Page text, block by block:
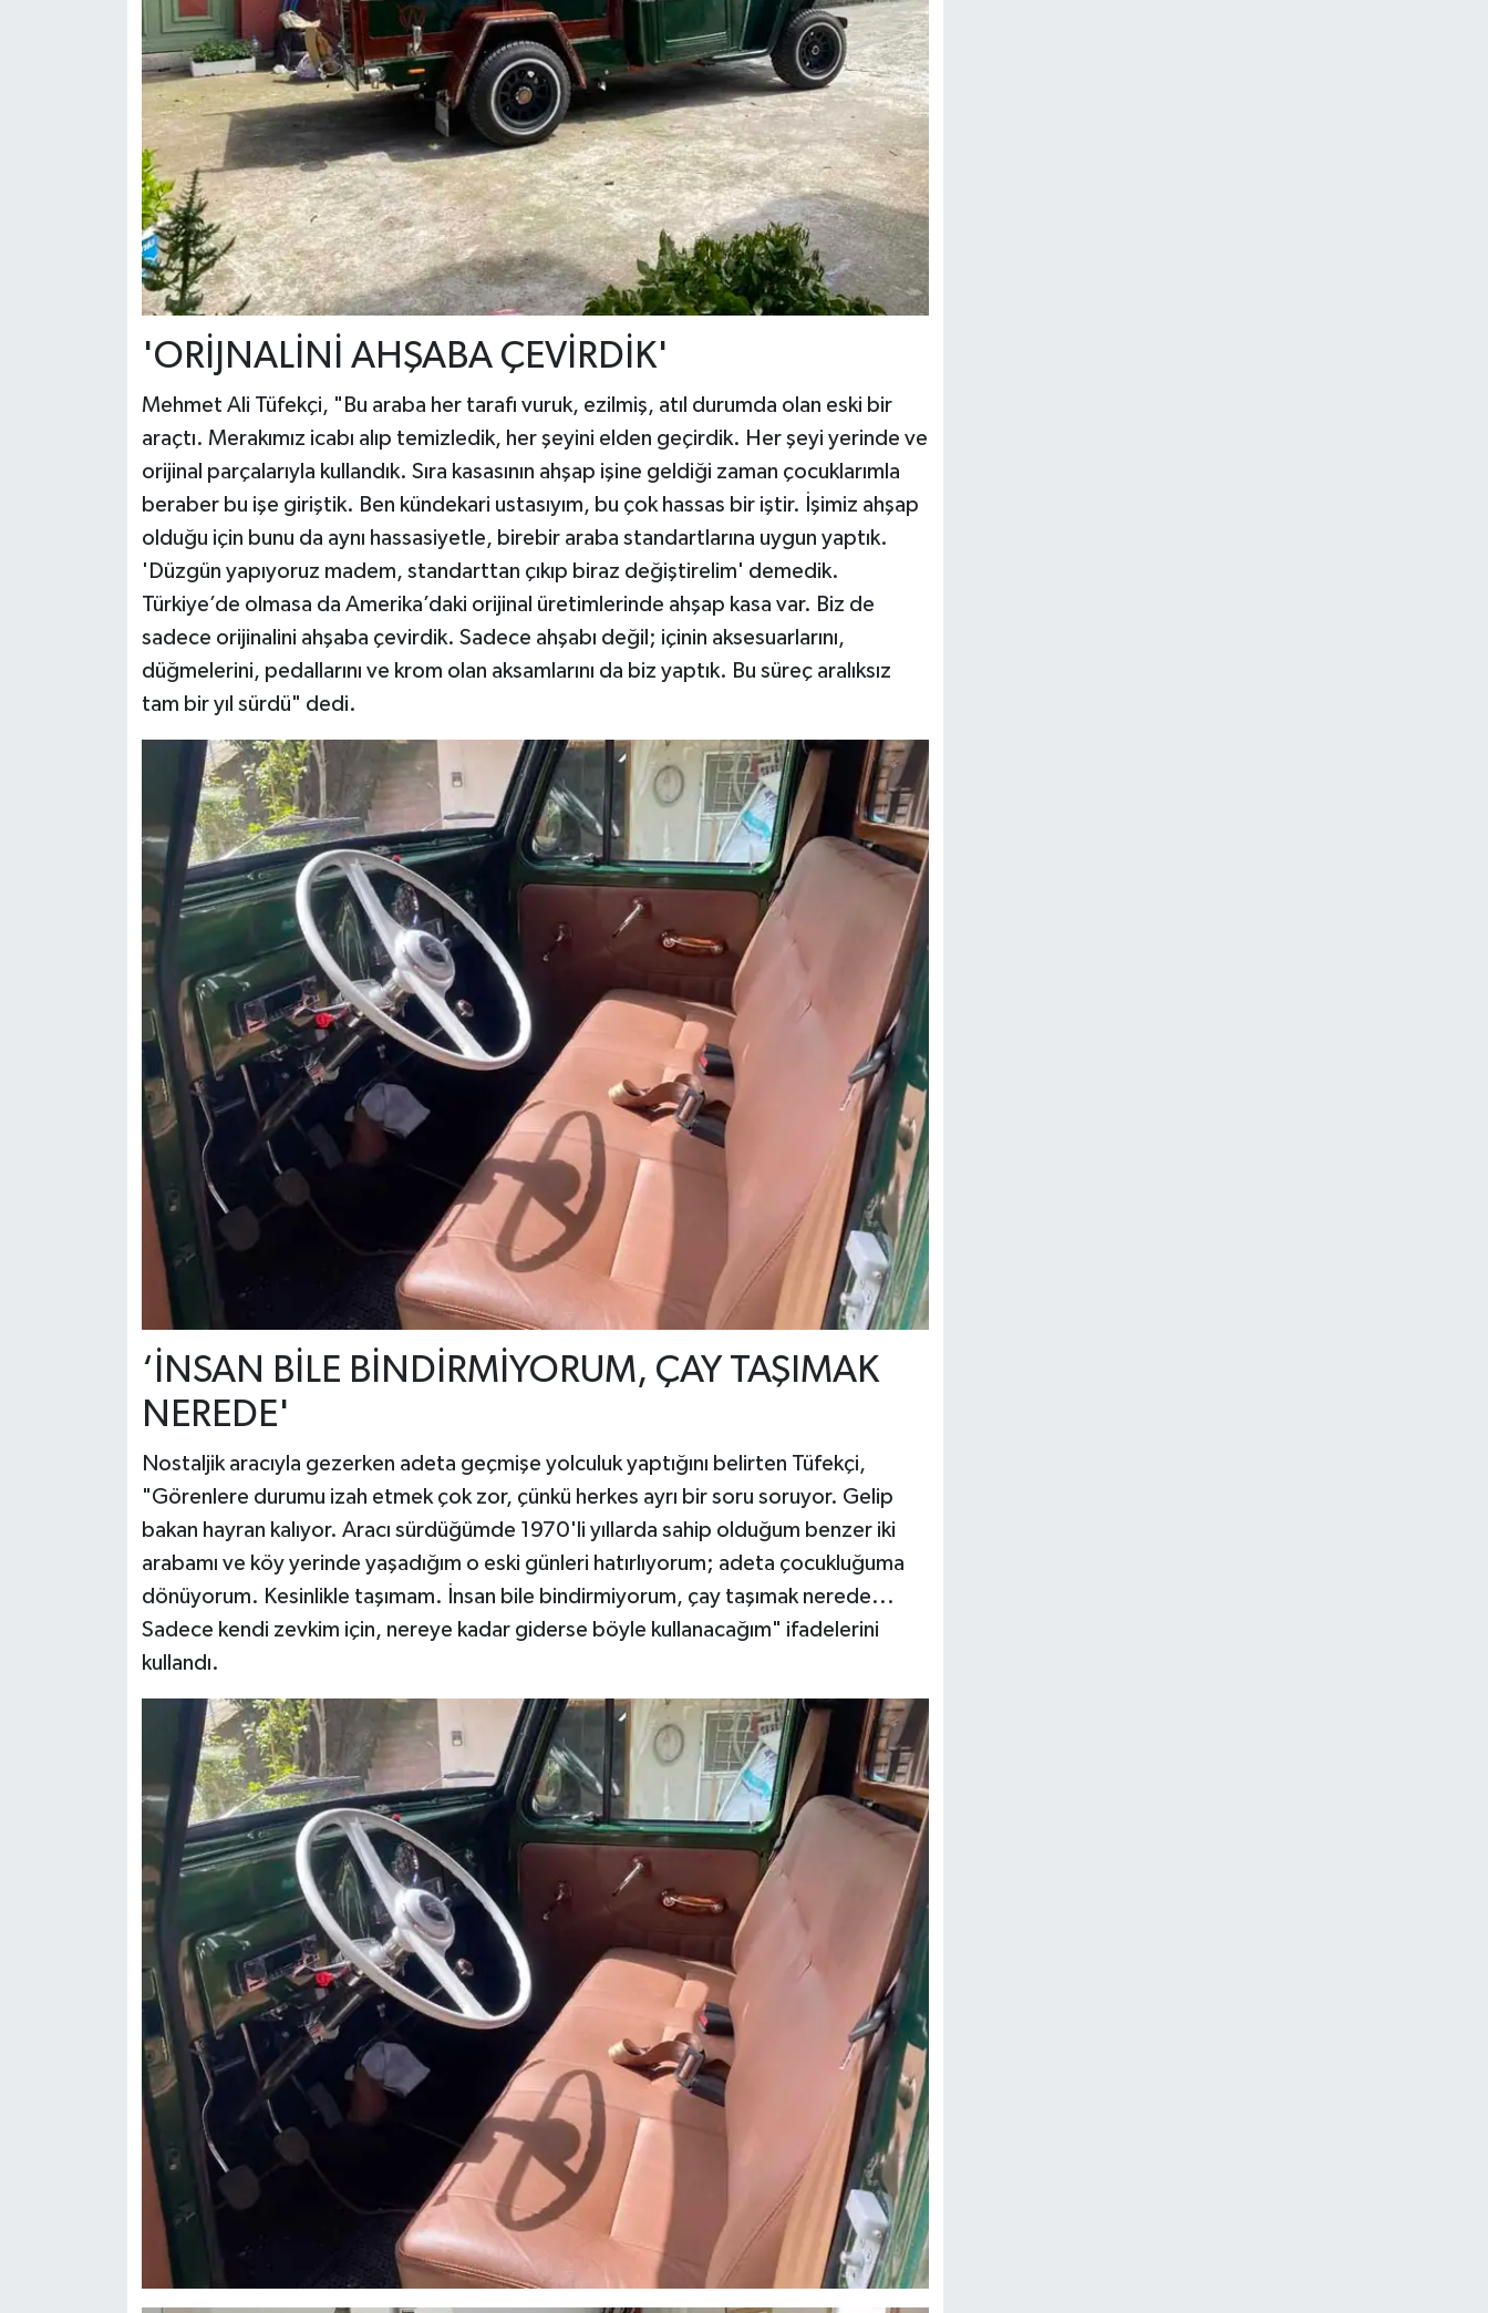
'ORİJNALİNİ AHŞABA ÇEVİRDİK'
Mehmet Ali Tüfekçi, "Bu araba her tarafı vuruk, ezilmiş, atıl durumda olan eski bir
araçtı. Merakımız icabı alıp temizledik, her şeyini elden geçirdik. Her şeyi yerinde ve
orijinal parçalarıyla kullandık. Sıra kasasının ahşap işine geldiği zaman çocuklarımla
beraber bu işe giriştik. Ben kündekari ustasıyım, bu çok hassas bir iştir. İşimiz ahşap
olduğu için bunu da aynı hassasiyetle, birebir araba standartlarına uygun yaptık.
'Düzgün yapıyoruz madem, standarttan çıkıp biraz değiştirelim' demedik.
Türkiye’de olmasa da Amerika’daki orijinal üretimlerinde ahşap kasa var. Biz de
sadece orijinalini ahşaba çevirdik. Sadece ahşabı değil; içinin aksesuarlarını,
düğmelerini, pedallarını ve krom olan aksamlarını da biz yaptık. Bu süreç aralıksız
tam bir yıl sürdü" dedi.
‘İNSAN BİLE BİNDİRMİYORUM, ÇAY TAŞIMAK
NEREDE'
Nostaljik aracıyla gezerken adeta geçmişe yolculuk yaptığını belirten Tüfekçi,
"Görenlere durumu izah etmek çok zor, çünkü herkes ayrı bir soru soruyor. Gelip
bakan hayran kalıyor. Aracı sürdüğümde 1970'li yıllarda sahip olduğum benzer iki
arabamı ve köy yerinde yaşadığım o eski günleri hatırlıyorum; adeta çocukluğuma
dönüyorum. Kesinlikle taşımam. İnsan bile bindirmiyorum, çay taşımak nerede...
Sadece kendi zevkim için, nereye kadar giderse böyle kullanacağım" ifadelerini
kullandı.